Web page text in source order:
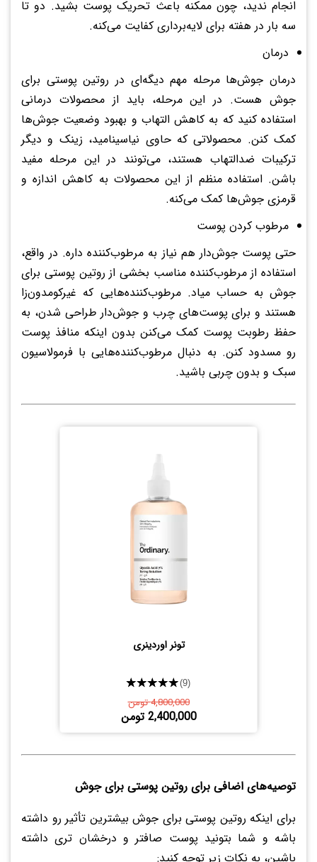
انجام ندید، چون ممکنه باعث تحریک پوست بشید. دو تا
سه بار در هفته برای لایه‌برداری کفایت می‌کنه.
درمان
درمان جوش‌ها مرحله مهم دیگه‌ای در روتین پوستی برای
جوش هست. در این مرحله، باید از محصولات درمانی
استفاده کنید که به کاهش التهاب و بهبود وضعیت جوش‌ها
کمک کنن. محصولاتی که حاوی نیاسینامید، زینک و دیگر
ترکیبات ضدالتهاب هستند، می‌تونند در این مرحله مفید
باشن. استفاده منظم از این محصولات به کاهش اندازه و
قرمزی جوش‌ها کمک می‌کنه.
مرطوب کردن پوست
حتی پوست جوش‌دار هم نیاز به مرطوب‌کننده داره. در واقع،
استفاده از مرطوب‌کننده مناسب بخشی از روتین پوستی برای
جوش به حساب میاد. مرطوب‌کننده‌هایی که غیرکومدون‌زا
هستند و برای پوست‌های چرب و جوش‌دار طراحی شدن، به
حفظ رطوبت پوست کمک می‌کنن بدون اینکه منافذ پوست
رو مسدود کنن. به دنبال مرطوب‌کننده‌هایی با فرمولاسیون
سبک و بدون چربی باشید.
تونر اوردینری
★★★★★(9)
4,800,000 تومن
2,400,000 تومن
توصیه‌های اضافی برای روتین پوستی برای جوش
برای اینکه روتین پوستی برای جوش بیشترین تأثیر رو داشته
باشه و شما بتونید پوست صافتر و درخشان تری داشته
باشین، به نکات زیر توجه کنید: